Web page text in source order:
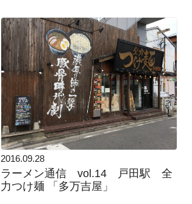
2016.09.28
ラーメン通信 vol.14 戸田駅 全
力つけ麺 「多万吉屋」